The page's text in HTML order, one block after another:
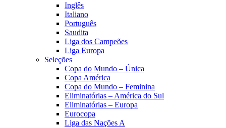
Inglês
Italiano
Português
Saudita
Liga dos Campeões
Liga Europa
Seleções
Copa do Mundo – Única
Copa América
Copa do Mundo – Feminina
Eliminatórias – América do Sul
Eliminatórias – Europa
Eurocopa
Liga das Nações A